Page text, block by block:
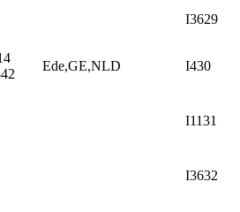
I3629
Ede,GE,NLD I430
I1131
I3632